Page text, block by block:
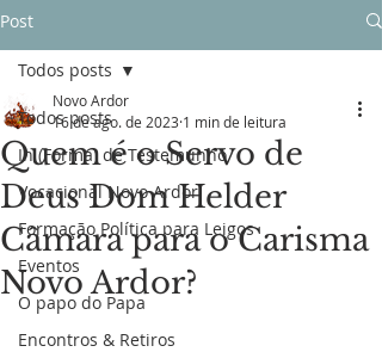
Post
Todos posts
In (Forma) de Testemunho
Vocacional Novo Ardor
Formação Política para Leigos
Eventos
O papo do Papa
Encontros & Retiros
Todos posts
Quem é o Servo de
Deus Dom Helder
Câmara para o Carisma
Novo Ardor?
Novo Ardor
16 de ago. de 2023 1 min de leitura